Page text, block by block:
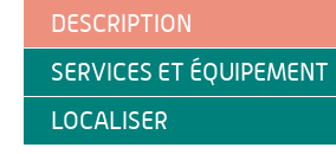
DESCRIPTION
SERVICES ET ÉQUIPEMENT
LOCALISER